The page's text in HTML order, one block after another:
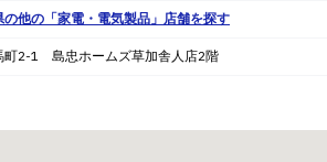
の他の「家電・電気製品 」店舗を探す
町2-1 島忠ホームズ草加舎人店2階